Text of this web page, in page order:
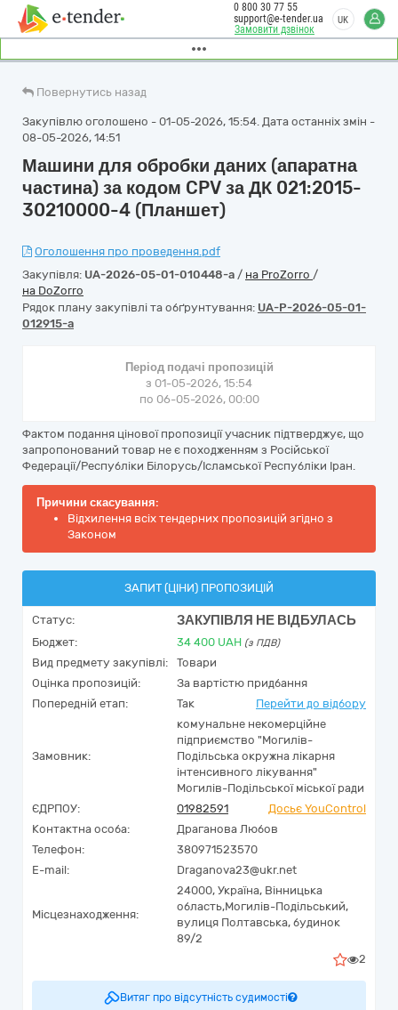
Замовити дзвінок
0 800 30 77 55
support@e-tender.ua
UK
Повернутись назад
Закупівлю оголошено - 01-05-2026, 15:54. Дата останніх змін -
08-05-2026, 14:51
Машини для обробки даних (апаратна
частина) за кодом CPV за ДК 021:2015-
30210000-4 (Планшет)
Оголошення про проведення.pdf
Закупівля: UA-2026-05-01-010448-a / на ProZorro /
на DoZorro
Рядок плану закупівлі та обґрунтування: UA-P-2026-05-01-
012915-a
Період подачі пропозицій
з 01-05-2026, 15:54
по 06-05-2026, 00:00
Фактом подання цінової пропозиції учасник підтверджує, що
запропонований товар не є походженням з Російської
Федерації/Республіки Білорусь/Ісламської Республіки Іран.
Причини скасування:
Відхилення всіх тендерних пропозицій згідно з
Законом
ЗАПИТ (ЦІНИ) ПРОПОЗИЦІЙ
Статус: ЗАКУПІВЛЯ НЕ ВІДБУЛАСЬ
Бюджет: 34 400 UAH (з ПДВ)
Вид предмету закупівлі:
Товари
Оцінка пропозицій:
За вартістю придбання
Попередній етап:
Так Перейти до відбору
Замовник:
комунальне некомерційне
підприємство "Могилів-
Подільська окружна лікарня
інтенсивного лікування"
Могилів-Подільської міської ради
ЄДРПОУ:
01982591
Досьє YouControl
Контактна особа:
Драганова Любов
Телефон:
380971523570
E-mail:
Draganova23@ukr.net
Місцезнаходження:
24000, Україна, Вінницька
область,Могилів-Подільський,
вулиця Полтавська, будинок
89/2
2
Витяг про відсутність судимості